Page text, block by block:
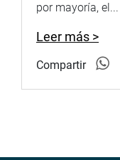
por mayoría, el...
Leer más >
Compartir